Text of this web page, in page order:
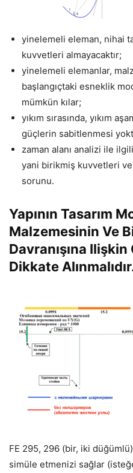
yinelemeli eleman, nihai
kuvvetleri almayacaktır;
yinelemeli elemanlar,
başlangıçtaki esneklik
mümkün kılar;
yıkım sırasında, yıkım
güçlerin sabitlenmesi
zaman alanı analizi ile
yani birikmiş kuvvetleri
sorunu.
Yapının Tasarım
Malzemesinin Ve
Davranışına
Dikkate
FE 295, 296 (bir, iki
simüle etmenizi sağlar